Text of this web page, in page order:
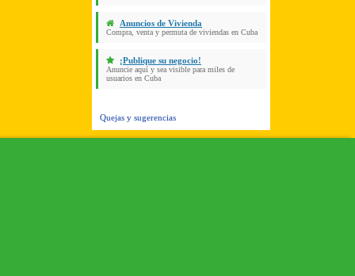
Anuncios de Vivienda
Compra, venta y permuta de viviendas en Cuba
¡Publique su negocio!
Anuncie aquí y sea visible para miles de
usuarios en Cuba
Quejas y sugerencias